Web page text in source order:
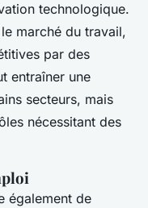
technologique.
marché du travail,
par des
entraîner une
secteurs, mais
nécessitant des
également de